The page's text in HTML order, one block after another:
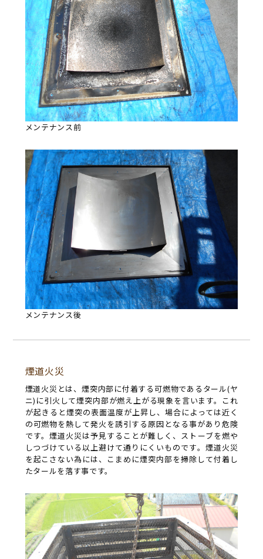
メンテナンス前
メンテナンス後
煙道火災
煙道火災とは、煙突内部に付着する可燃物であるタール(ヤ
ニ)に引火して煙突内部が燃え上がる現象を言います。これ
が起きると煙突の表面温度が上昇し、場合によっては近く
の可燃物を熱して発火を誘引する原因となる事があり危険
です。煙道火災は予見することが難しく、ストーブを燃や
しつづけている以上避けて通りにくいものです。煙道火災
を起こさない為には、こまめに煙突内部を掃除して付着し
たタールを落す事です。